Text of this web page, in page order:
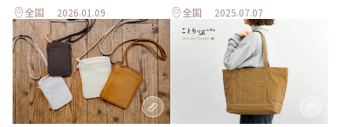
全国 2026.01.09 全国 2025.07.07